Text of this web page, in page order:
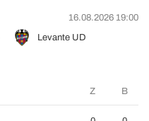
16.08.2026 19:00
Levante UD
Z B